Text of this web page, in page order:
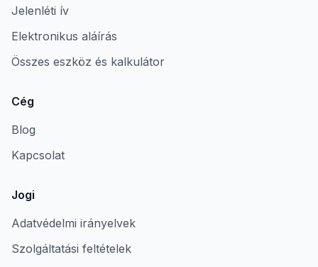
Jelenléti ív
Elektronikus aláírás
Összes eszköz és kalkulátor
Cég
Blog
Kapcsolat
Jogi
Adatvédelmi irányelvek
Szolgáltatási feltételek